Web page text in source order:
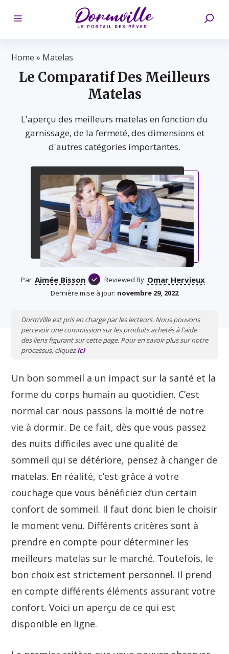
Home » Matelas
Le Comparatif Des Meilleurs
Matelas
L'aperçu des meilleurs matelas en fonction du
garnissage, de la fermeté, des dimensions et
d'autres catégories importantes.
Par Aimée Bisson Reviewed By Omar Hervieux
Dernière mise à jour: novembre 29, 2022
DormVille est pris en charge par les lecteurs. Nous pouvons
percevoir une commission sur les produits achetés à l'aide
des liens figurant sur cette page. Pour en savoir plus sur notre
processus, cliquezici
Un bon sommeil a un impact sur la santé et la
forme du corps humain au quotidien. C’est
normal car nous passons la moitié de notre
vie à dormir. De ce fait, dès que vous passez
des nuits difficiles avec une qualité de
sommeil qui se détériore, pensez à changer de
matelas. En réalité, c’est grâce à votre
couchage que vous bénéficiez d’un certain
confort de sommeil. Il faut donc bien le choisir
le moment venu. Différents critères sont à
prendre en compte pour déterminer les
meilleurs matelas sur le marché. Toutefois, le
bon choix est strictement personnel. Il prend
en compte différents éléments assurant votre
confort. Voici un aperçu de ce qui est
disponible en ligne.